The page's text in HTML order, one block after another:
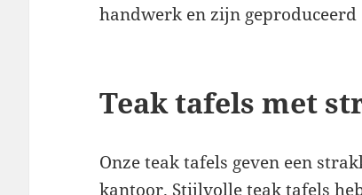
handwerk en zijn
Teak tafels met
Onze teak tafels geven een
kantoor. Stijlvolle teak tafels